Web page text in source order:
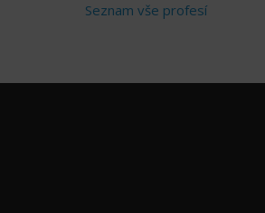
Seznam vše profesí